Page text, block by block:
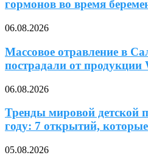
гормонов во время
06.08.2026
Массовое отравление в
пострадали от продукции
06.08.2026
Тренды мировой детской
году: 7 открытий,
05.08.2026